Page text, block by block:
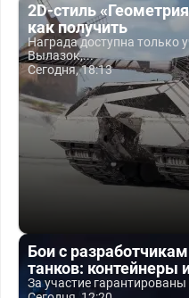
2D-стиль
как получить
Награда доступна только
Вылазок,...
Сегодня, 18:13
Бои с
танков: контейнеры
За участие